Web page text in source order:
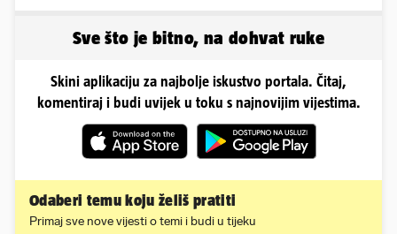
Sve što je bitno, na dohvat ruke
Skini aplikaciju za najbolje iskustvo portala. Čitaj,
komentiraj i budi uvijek u toku s najnovijim vijestima.
Odaberi temu koju želiš pratiti
Primaj sve nove vijesti o temi i budi u tijeku